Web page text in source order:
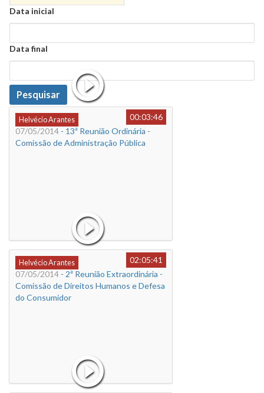
Data
Data inicial
Data
Data final
Data
Pesquisar
Helvécio Arantes
00:03:46
07/05/2014 - 13ª Reunião Ordinária -
Comissão de Administração Pública
Helvécio Arantes
02:05:41
07/05/2014 - 2ª Reunião Extraordinária -
Comissão de Direitos Humanos e Defesa
do Consumidor